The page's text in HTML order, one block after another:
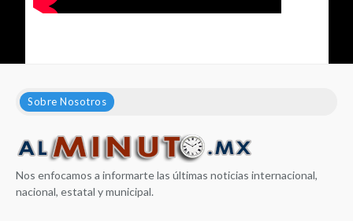
Sobre Nosotros
Nos enfocamos a informarte las últimas noticias internacional,
nacional, estatal y municipal.